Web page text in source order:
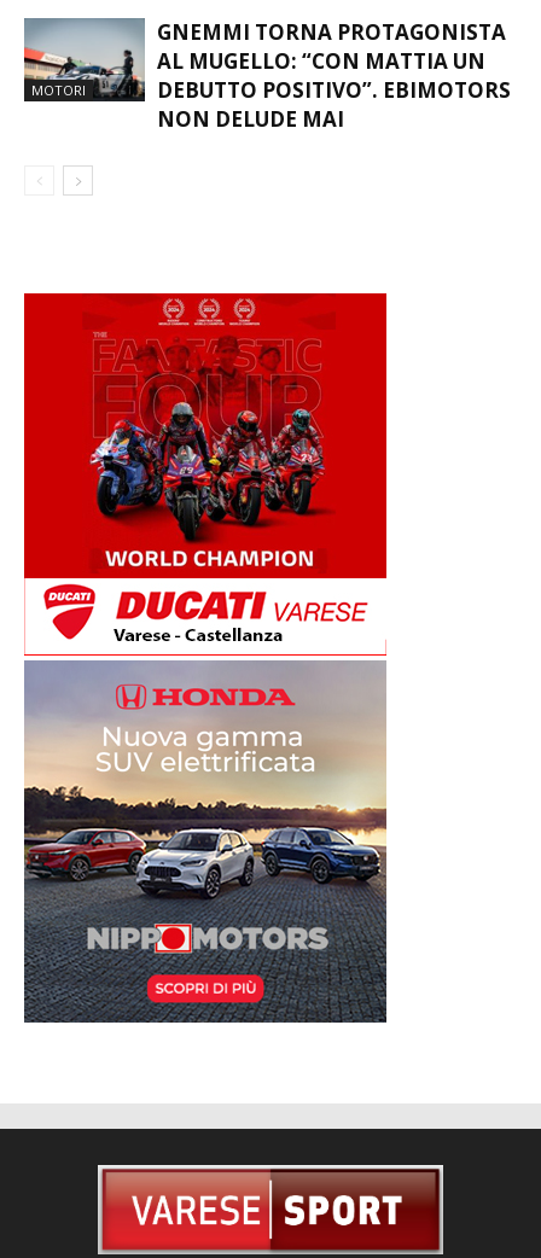
MOTORI
GNEMMI TORNA PROTAGONISTA
AL MUGELLO: “CON MATTIA UN
DEBUTTO POSITIVO”. EBIMOTORS
NON DELUDE MAI